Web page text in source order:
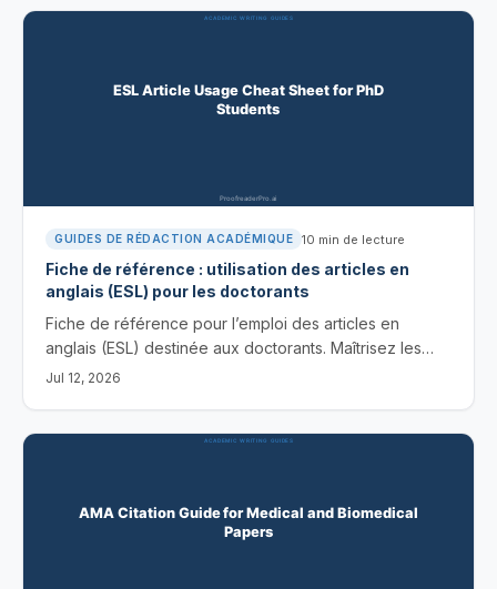
GUIDES DE RÉDACTION ACADÉMIQUE 10 min de lecture
Fiche de référence : utilisation des articles en
anglais (ESL) pour les doctorants
Fiche de référence pour l’emploi des articles en
anglais (ESL) destinée aux doctorants. Maîtrisez les
règles de « a/an/the » et de l’absence d’article, évitez
Jul 12, 2026